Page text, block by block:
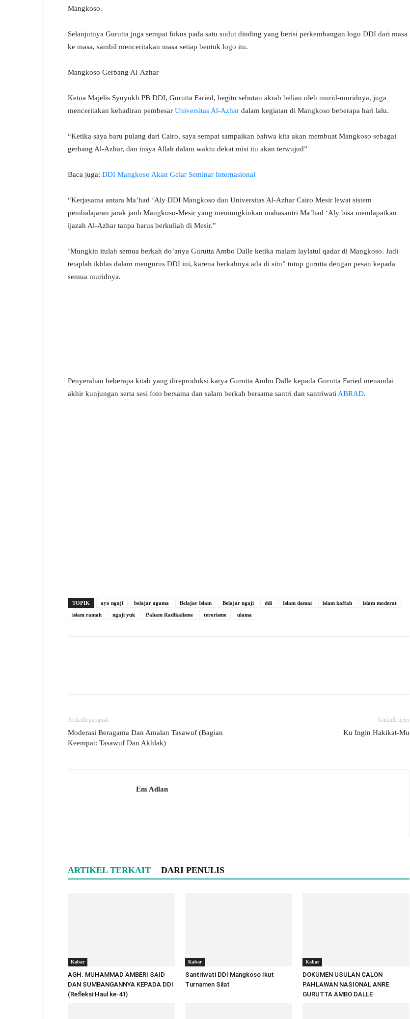
Mangkoso.
Selanjutnya Gurutta juga sempat fokus pada satu sudut dinding yang berisi perkembangan logo DDI dari masa
ke masa, sambil menceritakan masa setiap bentuk logo itu.
Mangkoso Gerbang Al-Azhar
Ketua Majelis Syuyukh PB DDI, Gurutta Faried, begitu sebutan akrab beliau oleh murid-muridnya, juga
menceritakan kehadiran pembesar Universitas Al-Azhar dalam kegiatan di Mangkoso beberapa hari lalu.
“Ketika saya baru pulang dari Cairo, saya sempat sampaikan bahwa kita akan membuat Mangkoso sebagai
gerbang Al-Azhar, dan insya Allah dalam waktu dekat misi itu akan terwujud”
Baca juga: DDI Mangkoso Akan Gelar Seminar Internasional
“Kerjasama antara Ma’had ‘Aly DDI Mangkoso dan Universitas Al-Azhar Cairo Mesir lewat sistem
pembalajaran jarak jauh Mangkoso-Mesir yang memungkinkan mahasantri Ma’had ‘Aly bisa mendapatkan
ijazah Al-Azhar tanpa harus berkuliah di Mesir.”
‘Mungkin itulah semua berkah do’anya Gurutta Ambo Dalle ketika malam laylatul qadar di Mangkoso. Jadi
tetaplah ikhlas dalam mengurus DDI ini, karena berkahnya ada di situ” tutup gurutta dengan pesan kepada
semua muridnya.
Penyerahan beberapa kitab yang direproduksi karya Gurutta Ambo Dalle kepada Gurutta Faried menandai
akhir kunjungan serta sesi foto bersama dan salam berkah bersama santri dan santriwati ABRAD.
TOPIK ayo ngaji belajar agama Belajar Islam Belajar ngaji ddi Islam damai islam kaffah
islam moderat
islam ramah
ngaji yuk Paham Radikalisme terorisme ulama
Artikulli paraprak
Moderasi Beragama Dan Amalan Tasawuf (Bagian
Keempat: Tasawuf Dan Akhlak)
Artikulli tjetër
Ku Ingin Hakikat-Mu
Em Adlan
ARTIKEL TERKAIT DARI PENULIS
Kabar
AGH. MUHAMMAD AMBERI SAID
DAN SUMBANGANNYA KEPADA DDI
(Refleksi Haul ke-41)
Kabar
Santriwati DDI Mangkoso Ikut
Turnamen Silat
Kabar
DOKUMEN USULAN CALON
PAHLAWAN NASIONAL ANRE
GURUTTA AMBO DALLE